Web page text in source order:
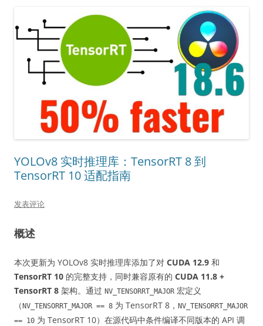
YOLOv8 实时推理库：TensorRT 8 到
TensorRT 10 适配指南
发表评论
概述
本次更新为 YOLOv8 实时推理库添加了对 CUDA 12.9 和
TensorRT 10 的完整支持，同时兼容原有的 CUDA 11.8 +
TensorRT 8 架构。通过 NV_TENSORRT_MAJOR 宏定义
（NV_TENSORRT_MAJOR == 8 为 TensorRT 8， NV_TENSORRT_MAJOR
== 10 为 TensorRT 10）在源代码中条件编译不同版本的 API 调